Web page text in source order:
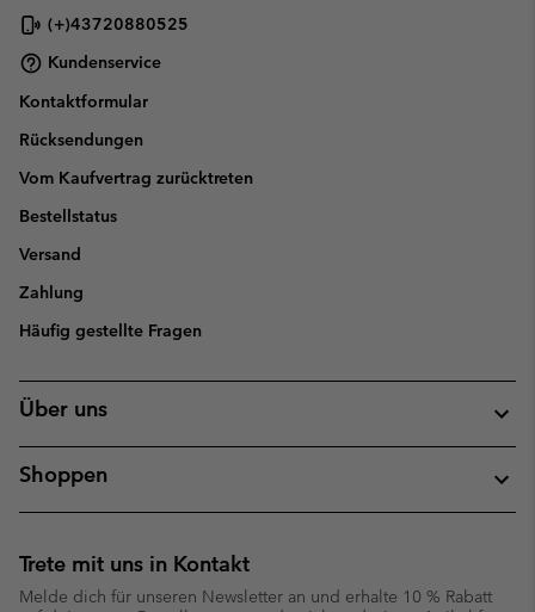
(+)43720880525
Kundenservice
Kontaktformular
Rücksendungen
Vom Kaufvertrag zurücktreten
Bestellstatus
Versand
Zahlung
Häufig gestellte Fragen
Über uns
Shoppen
Trete mit uns in Kontakt
Melde dich für unseren Newsletter an und erhalte 10 % Rabatt